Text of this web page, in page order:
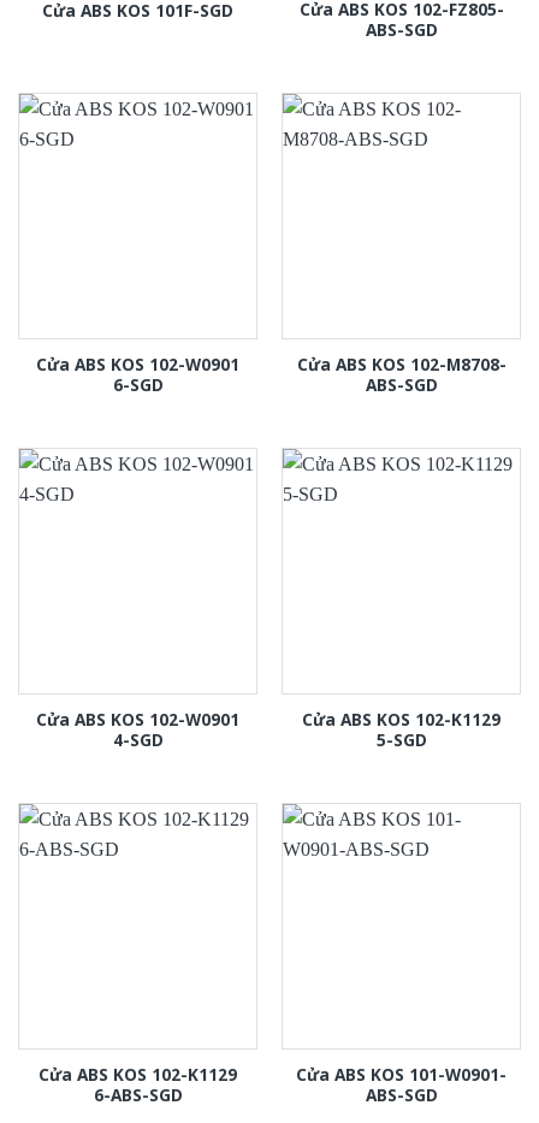
Cửa ABS KOS 101F-SGD
Cửa ABS KOS 102-FZ805-
ABS-SGD
Cửa ABS KOS 102-W0901
6-SGD
Cửa ABS KOS 102-M8708-
ABS-SGD
Cửa ABS KOS 102-W0901
4-SGD
Cửa ABS KOS 102-K1129
5-SGD
Cửa ABS KOS 102-K1129
6-ABS-SGD
Cửa ABS KOS 101-W0901-
ABS-SGD